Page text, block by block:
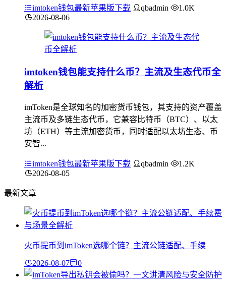
imtoken钱包最新苹果版下载 qbadmin
1.0K
2026-08-06
imtoken钱包能支持什么币？主流及生态代币全
解析
imToken是全球知名的加密货币钱包，其支持的资产覆盖
主流币及多链生态代币，它兼容比特币（BTC）、以太
坊（ETH）等主流加密货币，同时适配以太坊生态、币
安智...
imtoken钱包最新苹果版下载 qbadmin
1.2K
2026-08-05
最新文章
火币提币到imToken选哪个链？主流公链适配、手续
2026-08-07 0